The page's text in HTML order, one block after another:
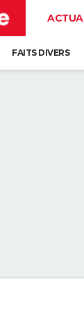
FAITS DIVERS